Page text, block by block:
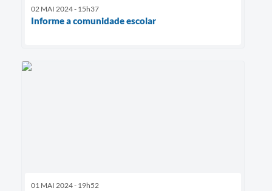
02 MAI 2024 - 15h37
Informe a comunidade escolar
01 MAI 2024 - 19h52